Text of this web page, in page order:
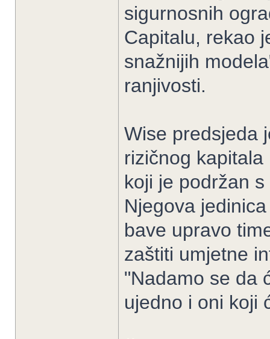
sigurnosnih
Capitalu, rekao
snažnijih
ranjivosti.
Wise predsjeda
rizičnog
koji je podržan
Njegova
bave upravo
zaštiti umjetne
"Nadamo se da
ujedno i oni koji